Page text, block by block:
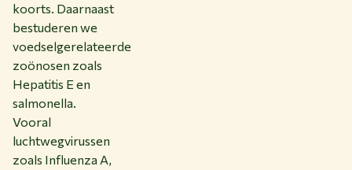
koorts. Daarnaast
bestuderen we
voedselgerelateerde
zoönosen zoals
Hepatitis E en
salmonella.
Vooral
luchtwegvirussen
zoals Influenza A,